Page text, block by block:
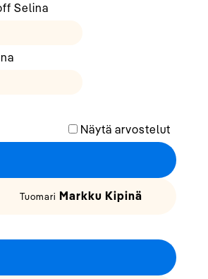
Selina
Näytä arvostelut
Tuomari Markku Kipinä